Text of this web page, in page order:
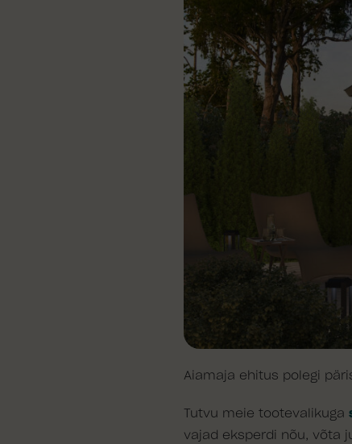
Aiamaja ehitus polegi
Tutvu meie tootevalikuga
vajad eksperdi nõu, võta